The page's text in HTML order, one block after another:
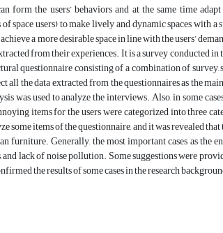
form the users’ behaviors and at the same time
space users) to make lively and dynamic spaces with
a more desirable space in line with the users’
from their experiences. It is a survey conducted
questionnaire consisting of a combination of
all the data extracted from the questionnaires as the
was used to analyze the interviews. Also, in some
items for the users were categorized into three
some items of the questionnaire, and it was revealed
furniture. Generally, the most important cases as the
and lack of noise pollution. Some suggestions were
the results of some cases in the research